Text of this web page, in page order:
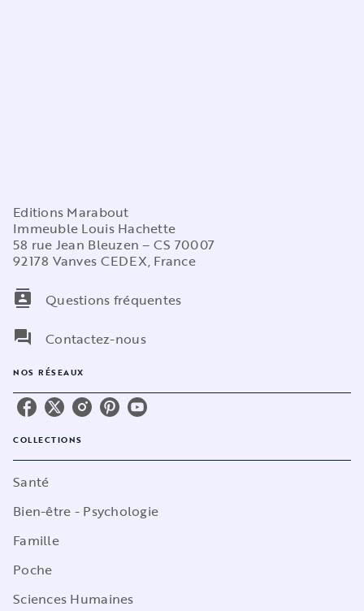
Editions Marabout
Immeuble Louis Hachette
58 rue Jean Bleuzen – CS 70007
92178 Vanves CEDEX, France
contacts
Questions fréquentes
question_answer
Contactez-nous
NOS RÉSEAUX
COLLECTIONS
Santé
Bien-être - Psychologie
Famille
Poche
Sciences Humaines